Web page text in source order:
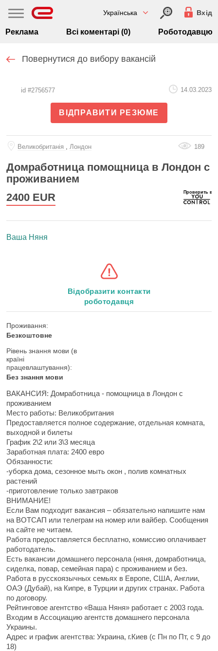
Українська Вхід
Реклама Всі коментарі (0) Роботодавцю
Повернутися до вибору вакансій
id #2756577 14.03.2023
ВІДПРАВИТИ РЕЗЮМЕ
Великобританiя , Лондон 189
Домработница помощница в Лондон с
проживанием
2400 EUR
Ваша Няня
Відобразити контакти
роботодавця
Проживання:
Безкоштовне
Рівень знання мови (в
країні
працевлаштування):
Без знання мови
ВАКАНСИЯ: Домработница - помощница в Лондон с
проживанием
Место работы: Великобритания
Предоставляется полное содержание, отдельная комната,
выходной и билеты
График 2\2 или 3\3 месяца
Заработная плата: 2400 евро
Обязанности:
-уборка дома, сезонное мыть окон , полив комнатных
растений
-приготовление только завтраков
ВНИМАНИЕ!
Если Вам подходит вакансия – обязательно напишите нам
на ВОТСАП или телеграм на номер или вайбер. Сообщения
на сайте не читаем.
Работа предоставляется бесплатно, комиссию оплачивает
работодатель.
Есть вакансии домашнего персонала (няня, домработница,
сиделка, повар, семейная пара) с проживанием и без.
Работа в русскоязычных семьях в Европе, США, Англии,
ОАЭ (Дубай), на Кипре, в Турции и других странах. Работа
по договору.
Рейтинговое агентство «Ваша Няня» работает с 2003 года.
Входим в Ассоциацию агентств домашнего персонала
Украины.
Адрес и график агентства: Украина, г.Киев (с Пн по Пт, с 9 до
18)